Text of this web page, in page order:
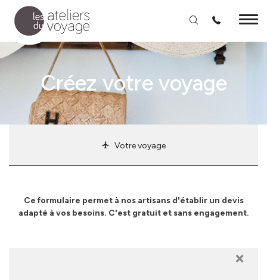
Aller au contenu principal
Créez votre voyage
Votre voyage
Ce formulaire permet à nos artisans d'établir un devis
adapté à vos besoins. C'est gratuit et sans engagement.
×